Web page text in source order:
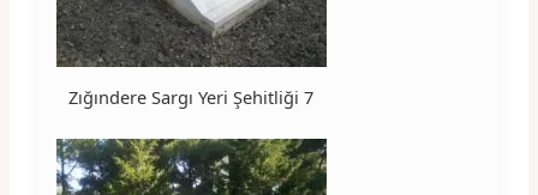
Zığındere Sargı Yeri Şehitliği 7